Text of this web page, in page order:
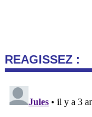
REAGISSEZ :